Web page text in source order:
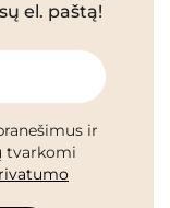
el. paštą!
ir
tvarkomi